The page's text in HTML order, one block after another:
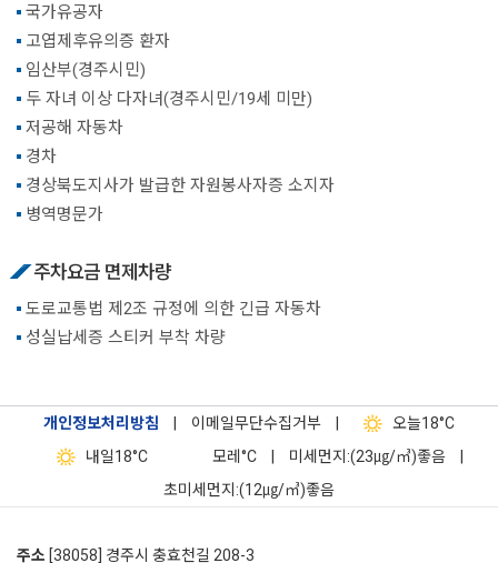
국가유공자
고엽제후유의증 환자
임산부(경주시민)
두 자녀 이상 다자녀(경주시민/19세 미만)
저공해 자동차
경차
경상북도지사가 발급한 자원봉사자증 소지자
병역명문가
주차요금 면제차량
도로교통법 제2조 규정에 의한 긴급 자동차
성실납세증 스티커 부착 차량
개인정보처리방침 이메일무단수집거부 오늘18°C
내일18°C 모레 °C 미세먼지:(23㎍/㎥)좋음
초미세먼지:(12㎍/㎥)좋음
주소 [38058] 경주시 충효천길 208-3